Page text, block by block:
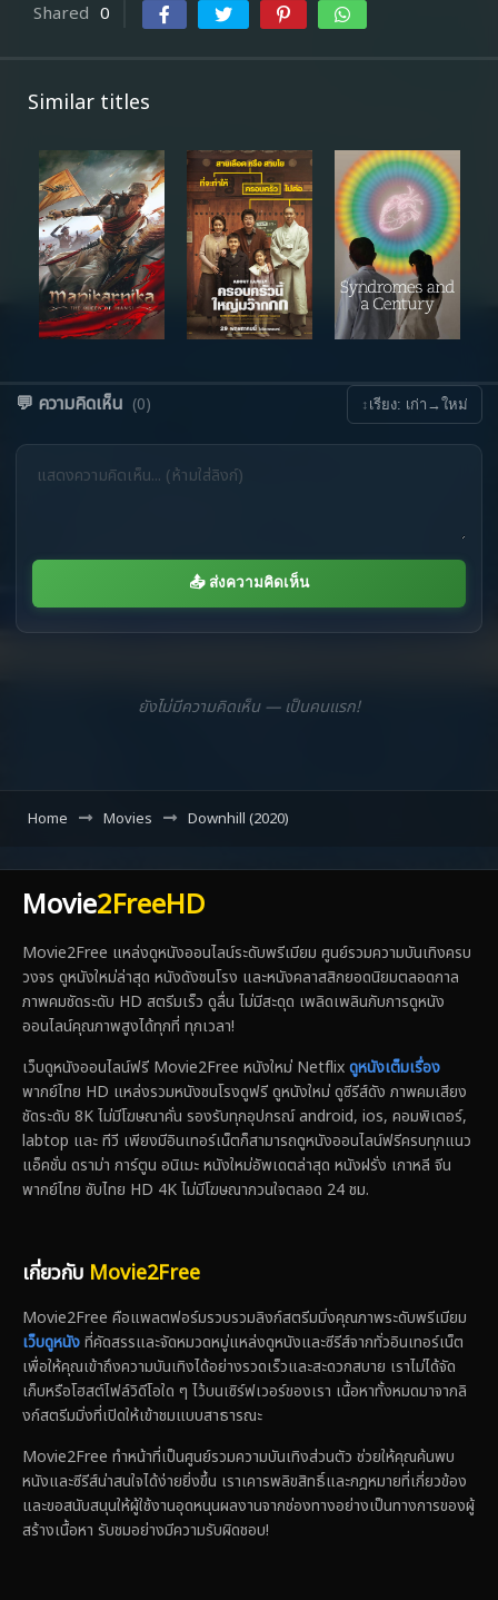
Shared 0
Similar titles
💬 ความคิดเห็น (0) ↕ เรียง: เก่า→ใหม่
📤 ส่งความคิดเห็น
ยังไม่มีความคิดเห็น — เป็นคนแรก!
Home Movies Downhill (2020)
Movie2FreeHD
Movie2Free แหล่งดูหนังออนไลน์ระดับพรีเมียม ศูนย์รวมความบันเทิงครบ
วงจร ดูหนังใหม่ล่าสุด หนังดังชนโรง และหนังคลาสสิกยอดนิยมตลอดกาล
ภาพคมชัดระดับ HD สตรีมเร็ว ดูลื่น ไม่มีสะดุด เพลิดเพลินกับการดูหนัง
ออนไลน์คุณภาพสูงได้ทุกที่ ทุกเวลา!
เว็บดูหนังออนไลน์ฟรี Movie2Free หนังใหม่ Netflixดูหนังเต็มเรื่อง
พากย์ไทย HD แหล่งรวมหนังชนโรงดูฟรี ดูหนังใหม่ ดูซีรีส์ดัง ภาพคมเสียง
ชัดระดับ 8K ไม่มีโฆษณาคั่น รองรับทุกอุปกรณ์ android, ios, คอมพิเตอร์,
labtop และ ทีวี เพียงมีอินเทอร์เน็ตก็สามารถดูหนังออนไลน์ฟรีครบทุกแนว
แอ็คชั่น ดราม่า การ์ตูน อนิเมะ หนังใหม่อัพเดตล่าสุด หนังฝรั่ง เกาหลี จีน
พากย์ไทย ซับไทย HD 4K ไม่มีโฆษณากวนใจตลอด 24 ชม.
เกี่ยวกับ Movie2Free
Movie2Free คือแพลตฟอร์มรวบรวมลิงก์สตรีมมิ่งคุณภาพระดับพรีเมียม
เว็บดูหนังที่คัดสรรและจัดหมวดหมู่แหล่งดูหนังและซีรีส์จากทั่วอินเทอร์เน็ต
เพื่อให้คุณเข้าถึงความบันเทิงได้อย่างรวดเร็วและสะดวกสบาย เราไม่ได้จัด
เก็บหรือโฮสต์ไฟล์วิดีโอใด ๆ ไว้บนเซิร์ฟเวอร์ของเรา เนื้อหาทั้งหมดมาจากลิ
งก์สตรีมมิ่งที่เปิดให้เข้าชมแบบสาธารณะ
Movie2Free ทำหน้าที่เป็นศูนย์รวมความบันเทิงส่วนตัว ช่วยให้คุณค้นพบ
หนังและซีรีส์น่าสนใจได้ง่ายยิ่งขึ้น เราเคารพลิขสิทธิ์และกฎหมายที่เกี่ยวข้อง
และขอสนับสนุนให้ผู้ใช้งานอุดหนุนผลงานจากช่องทางอย่างเป็นทางการของผู้
สร้างเนื้อหา รับชมอย่างมีความรับผิดชอบ!